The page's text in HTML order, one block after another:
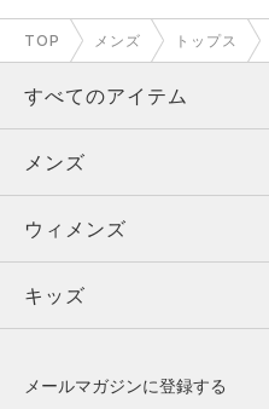
TOP メンズ トップス
すべてのアイテム
メンズ
ウィメンズ
キッズ
メンズ
トップス
ボトムス
ウィメンズ
トップス
キッズ
メールマガジンに登録する